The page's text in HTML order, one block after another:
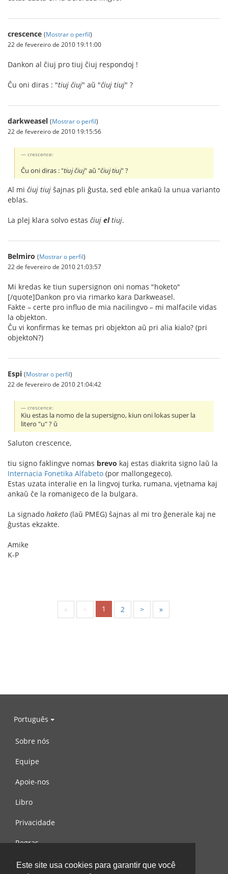
Este site usa cookies para garantir que você
crescence (Mostrar o perfil)
22 de fevereiro de 2010 19:11:00
Dankon al ĉiuj pro tiuj ĉiuj respondoj !
Ĉu oni diras : "tiuj ĉiuj" aŭ "ĉiuj tiuj" ?
darkweasel (Mostrar o perfil)
22 de fevereiro de 2010 19:15:56
crescence:
Ĉu oni diras : "tiuj ĉiuj" aŭ "ĉiuj tiuj" ?
Al mi ĉiuj tiuj ŝajnas pli ĝusta, sed eble ankaŭ la unua varianto
eblas.
La plej klara solvo estas ĉiuj eltiuj.
Belmiro (Mostrar o perfil)
22 de fevereiro de 2010 21:03:57
Mi kredas ke tiun supersignon oni nomas "hoketo"
[/quote]Dankon pro via rimarko kara Darkweasel.
Fakte – certe pro influo de mia nacilingvo – mi malfacile vidas
la objekton.
Ĉu vi konfirmas ke temas pri objekton aŭ pri alia kialo? (pri
objektoN?)
Espi (Mostrar o perfil)
22 de fevereiro de 2010 21:04:42
crescence:
Kiu estas la nomo de la supersigno, kiun oni lokas super la
litero "u" ? ŭ
Saluton crescence,
tiu signo faklingve nomas brevo kaj estas diakrita signo laŭ la
Internacia Fonetika Alfabeto (por mallongegeco).
Estas uzata interalie en la lingvoj turka, rumana, vjetnama kaj
ankaŭ ĉe la romanigeco de la bulgara.
La signado haketo (laŭ PMEG) ŝajnas al mi tro ĝenerale kaj ne
ĝustas ekzakte.
Amike
K-P
« < 1 2 > »
Português
Sobre nós
Equipe
Apoie-nos
Libro
Privacidade
Regras
Contacte-nos